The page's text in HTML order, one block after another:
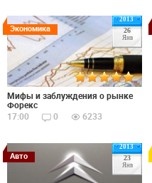
2013
26
Янв
Экономика
Мифы и заблуждения о рынке
Форекс
17:00
0 6233
2013
23
Янв
Авто